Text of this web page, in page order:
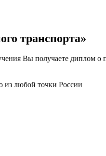
транспорта»
Вы получаете диплом о
из любой точки России